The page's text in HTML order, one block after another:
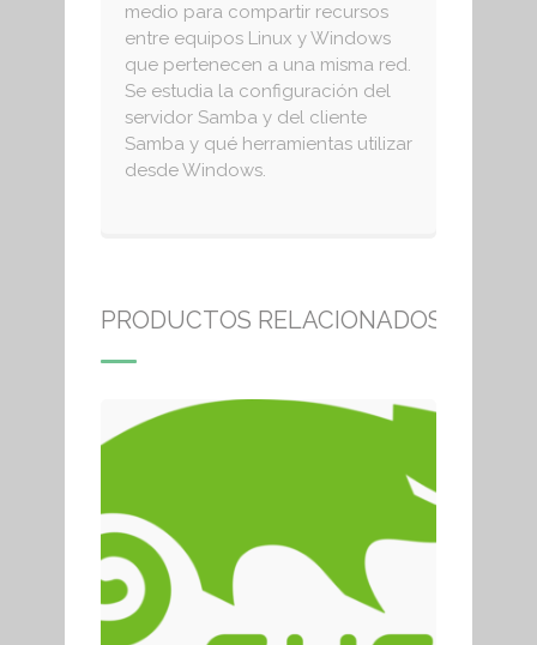
medio para compartir recursos
entre equipos Linux y Windows
que pertenecen a una misma red.
Se estudia la configuración del
servidor Samba y del cliente
Samba y qué herramientas utilizar
desde Windows.
PRODUCTOS RELACIONADOS